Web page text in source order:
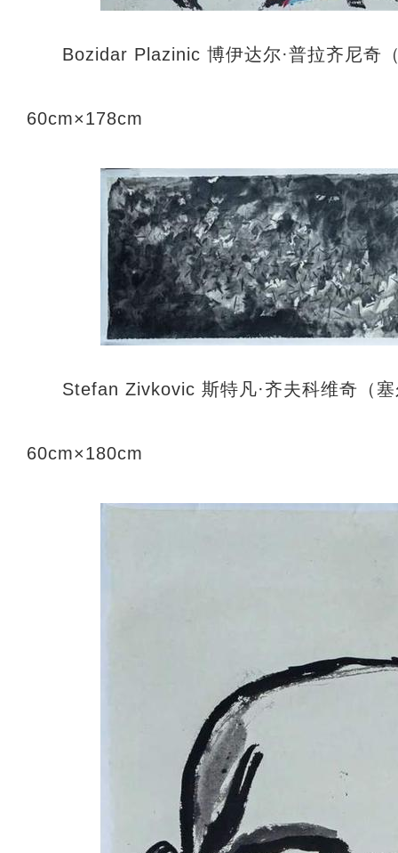
Bozidar Plazinic 博伊达尔·普拉齐尼奇
60cm×178cm
Stefan Zivkovic 斯特凡·齐夫科维奇（
60cm×180cm